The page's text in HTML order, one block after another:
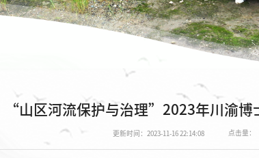
“山区河流保护与治理”2023年川渝博
更新时间：2023-11-16 22:14:08 点击量：